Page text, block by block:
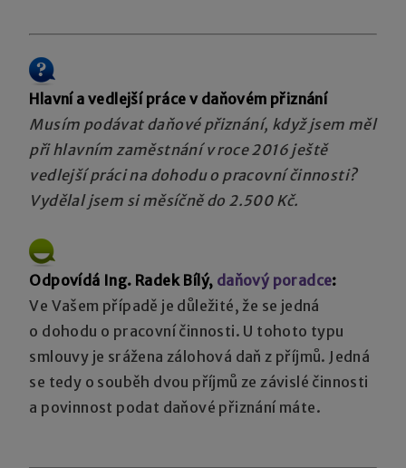
Hlavní a vedlejší práce v daňovém přiznání
Musím podávat daňové přiznání, když jsem měl
při hlavním zaměstnání v roce 2016 ještě
vedlejší práci na dohodu o pracovní činnosti?
Vydělal jsem si měsíčně do 2.500 Kč.
Odpovídá Ing. Radek Bílý, daňový poradce:
Ve Vašem případě je důležité, že se jedná
o dohodu o pracovní činnosti. U tohoto typu
smlouvy je srážena zálohová daň z příjmů. Jedná
se tedy o souběh dvou příjmů ze závislé činnosti
a povinnost podat daňové přiznání máte.